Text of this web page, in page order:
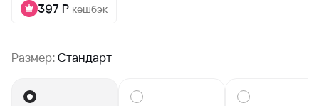
397 ₽ кешбэк
Размер:Стандарт